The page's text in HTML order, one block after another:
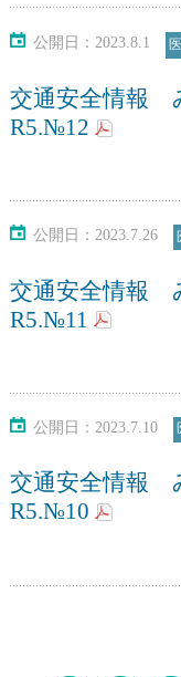
公開日：2023.8.1
交通安全情報
R5.№12
公開日：2023.7.26
交通安全情報
R5.№11
公開日：2023.7.10
交通安全情報
R5.№10